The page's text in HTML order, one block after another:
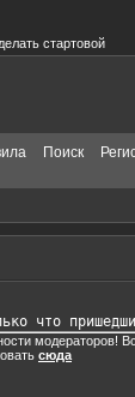
Поиск
что
модераторов!
сюда